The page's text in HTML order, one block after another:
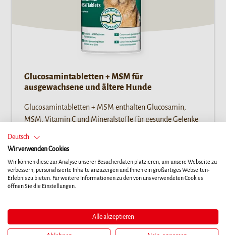
Glucosamintabletten + MSM für
ausgewachsene und ältere Hunde
Glucosamintabletten + MSM enthalten Glucosamin,
MSM, Vitamin C und Mineralstoffe für gesunde Gelenke
ausgewachsene und ältere Hunde.
Deutsch
Wir verwenden Cookies
Wir können diese zur Analyse unserer Besucherdaten platzieren, um unsere Webseite zu
verbessern, personalisierte Inhalte anzuzeigen und Ihnen ein großartiges Webseiten-
Erlebnis zu bieten. Für weitere Informationen zu den von uns verwendeten Cookies
öffnen Sie die Einstellungen.
Alle akzeptieren